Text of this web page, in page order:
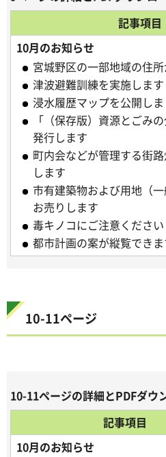
記事項目
10月のお知らせ
宮城野区の一部地域の住
津波避難訓練を実施します
浸水履歴マップを公開し
「（保存版）資源とごみ
発行します
町内会などが管理する街
します
市有建築物および用地（
お売りします
毒キノコにご注意ください
都市計画の案が縦覧でき
10-11ページ
10-11ページの詳細とPDFダウ
記事項目
10月のお知らせ